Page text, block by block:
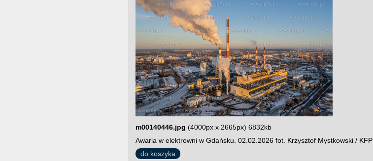
m00140446.jpg (4000px x 2665px) 6832kb
Awaria w elektrowni w Gdańsku. 02.02.2026 fot. Krzysztof Mystkowski / KFP
do koszyka